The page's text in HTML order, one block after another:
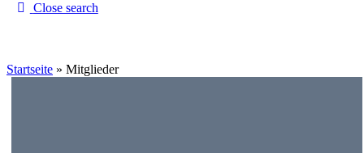
Close search
Startseite » Mitglieder